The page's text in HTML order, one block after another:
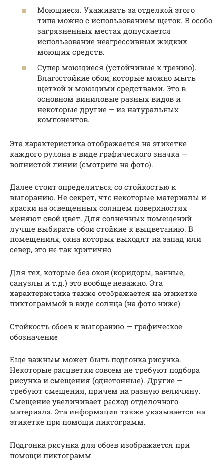
Моющиеся. Ухаживать за отделкой этого
типа можно с использованием щеток. В особо
загрязненных местах допускается
использование неагрессивных жидких
моющих средств.
Супер моющиеся (устойчивые к трению).
Влагостойкие обои, которые можно мыть
щеткой и моющими средствами. Это в
основном виниловые разных видов и
некоторые другие — из натуральных
компонентов.
Эта характеристика отображается на этикетке
каждого рулона в виде графического значка —
волнистой линии (смотрите на фото).
Далее стоит определиться со стойкостью к
выгоранию. Не секрет, что некоторые материалы и
краски на освещенных солнцем поверхностях
меняют свой цвет. Для солнечных помещений
лучше выбирать обои стойкие к выцветанию. В
помещениях, окна которых выходят на запад или
север, это не так критично
Для тех, которые без окон (коридоры, ванные,
санузлы и т.д.) это вообще неважно. Эта
характеристика также отображается на этикетке
пиктограммой в виде солнца (на фото ниже)
Стойкость обоев к выгоранию — графическое
обозначение
Еще важным может быть подгонка рисунка.
Некоторые расцветки совсем не требуют подбора
рисунка и смещения (однотонные). Другие —
требуют смещения, причем на разную величину.
Смещение увеличивает расход отделочного
материала. Эта информация также указывается на
этикетке при помощи пиктограмм.
Подгонка рисунка для обоев изображается при
помощи пиктограмм